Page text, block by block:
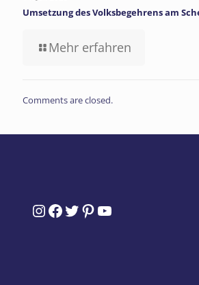
Umsetzung des Volksbegehrens am
Mehr erfahren
Comments are closed.
Instagram
Facebook
Twitter
Pinterest
YouTube